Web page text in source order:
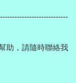
助，請隨時聯絡我